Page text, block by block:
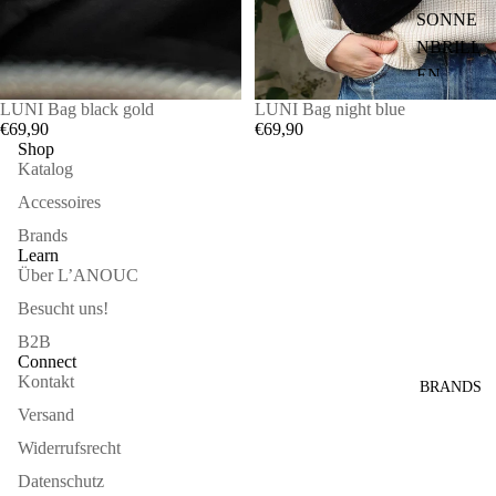
SONNE
NBRILL
EN
BRANDS
LUNI Bag black gold
€69,90
LUNI Bag night blue
€69,90
Shop
Katalog
Accessoires
Brands
Learn
Über L’ANOUC
Besucht uns!
B2B
Connect
Kontakt
Versand
Widerrufsrecht
Datenschutz